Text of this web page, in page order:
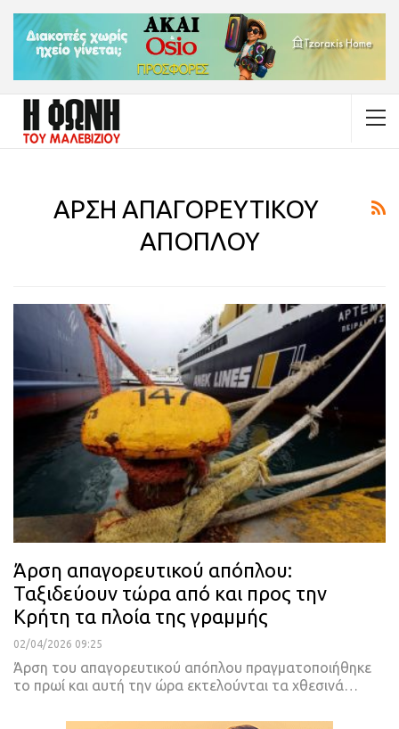
ΑΡΣΗ ΑΠΑΓΟΡΕΥΤΙΚΟΥ
ΑΠΟΠΛΟΥ
Άρση απαγορευτικού απόπλου:
Ταξιδεύουν τώρα από και προς την
Κρήτη τα πλοία της γραμμής
02/04/2026 09:25
Άρση του απαγορευτικού απόπλου πραγματοποιήθηκε
το πρωί και αυτή την ώρα εκτελούνται τα χθεσινά…